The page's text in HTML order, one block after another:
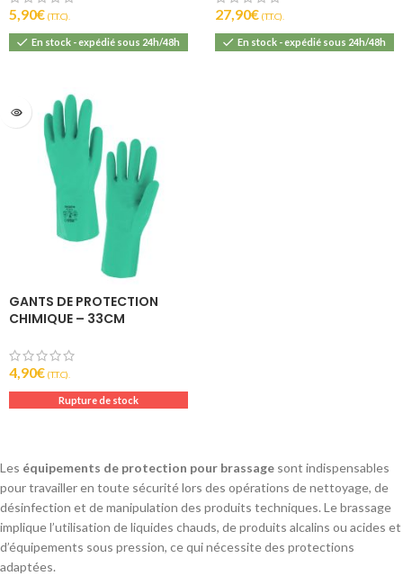
5,90€ (T.T.C).
En stock - expédié sous 24h/48h
27,90€ (T.T.C).
En stock - expédié sous 24h/48h
GANTS DE PROTECTION
CHIMIQUE – 33CM
4,90€ (T.T.C).
Rupture de stock
Les équipements de protection pour brassage sont indispensables
pour travailler en toute sécurité lors des opérations de nettoyage, de
désinfection et de manipulation des produits techniques. Le brassage
implique l’utilisation de liquides chauds, de produits alcalins ou acides et
d’équipements sous pression, ce qui nécessite des protections
adaptées.